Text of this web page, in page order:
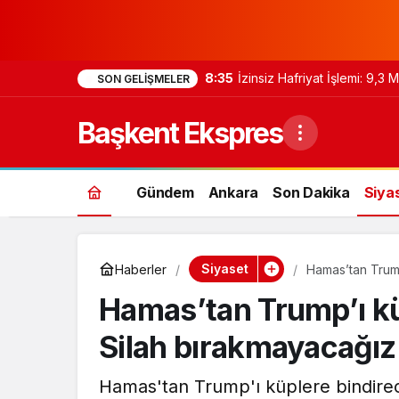
SON GELIŞMELER 8:35 İzinsiz Hafriyat İşlemi: 9,3
Başkent Ekspres
Gündem Ankara Son Dakika
Haberler Siyaset Hamas’tan
Hamas’tan Trump’ı
Silah bırakmayacağız
Hamas'tan Trump'ı küplere